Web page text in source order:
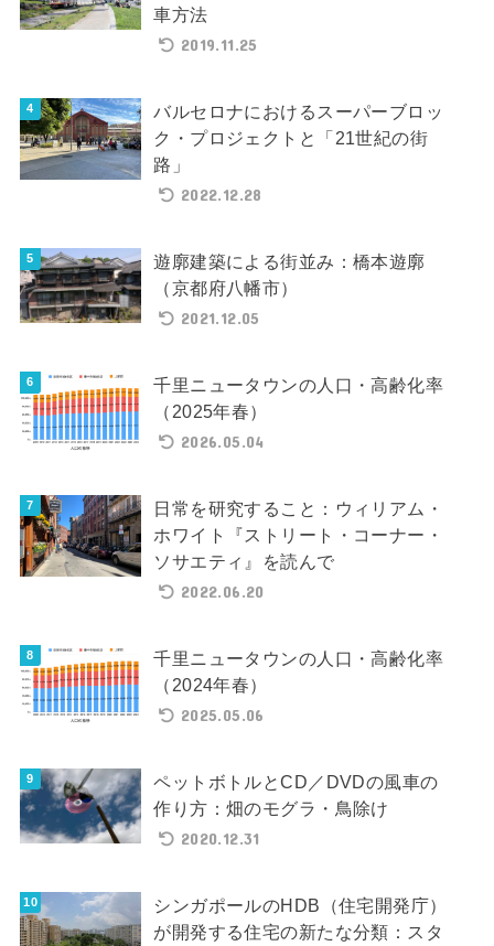
車方法
2019.11.25
バルセロナにおけるスーパーブロッ
ク・プロジェクトと「21世紀の街
路」
2022.12.28
遊廓建築による街並み：橋本遊廓
（京都府八幡市）
2021.12.05
千里ニュータウンの人口・高齢化率
（2025年春）
2026.05.04
日常を研究すること：ウィリアム・
ホワイト『ストリート・コーナー・
ソサエティ』を読んで
2022.06.20
千里ニュータウンの人口・高齢化率
（2024年春）
2025.05.06
ペットボトルとCD／DVDの風車の
作り方：畑のモグラ・鳥除け
2020.12.31
シンガポールのHDB（住宅開発庁）
が開発する住宅の新たな分類：スタ